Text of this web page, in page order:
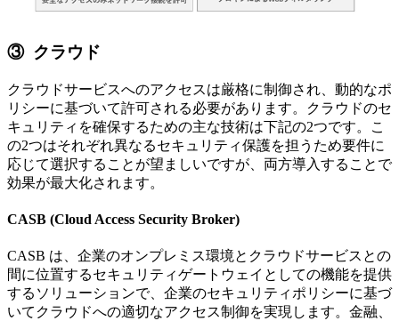
③ クラウド
クラウドサービスへのアクセスは厳格に制御され、動的なポ
リシーに基づいて許可される必要があります。クラウドのセ
キュリティを確保するための主な技術は下記の2つです。こ
の2つはそれぞれ異なるセキュリティ保護を担うため要件に
応じて選択することが望ましいですが、両方導入することで
効果が最大化されます。
CASB (Cloud Access Security Broker)
CASB は、企業のオンプレミス環境とクラウドサービスとの
間に位置するセキュリティゲートウェイとしての機能を提供
するソリューションで、企業のセキュリティポリシーに基づ
いてクラウドへの適切なアクセス制御を実現します。金融、